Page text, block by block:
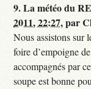
9.La météo du
2011, 22:27,par
Nous assistons sur
foire d’empoigne
accompagnés par
soupe est bonne